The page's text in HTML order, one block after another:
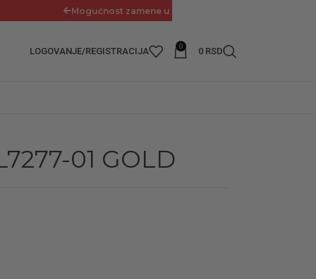
LOGOVANJE/REGISTRACIJA 0 0 RSD
01 GOLD
Mogućnost zamene u roku od 14 dana